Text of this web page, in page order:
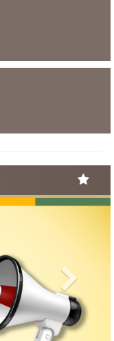
Next